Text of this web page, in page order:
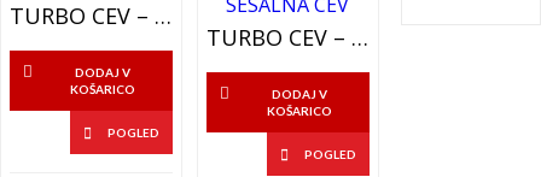
TURBO CEV – INTERCOOLER CEV – 300-6385-18
DODAJ V
KOŠARICO
POGLED
TURBO CEV – 304-44393-21 – CEV DO FILTERA ZRAKA – SESALNA CEV
DODAJ V
KOŠARICO
POGLED